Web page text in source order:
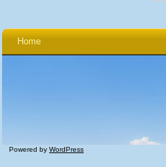
Home
Powered by WordPress